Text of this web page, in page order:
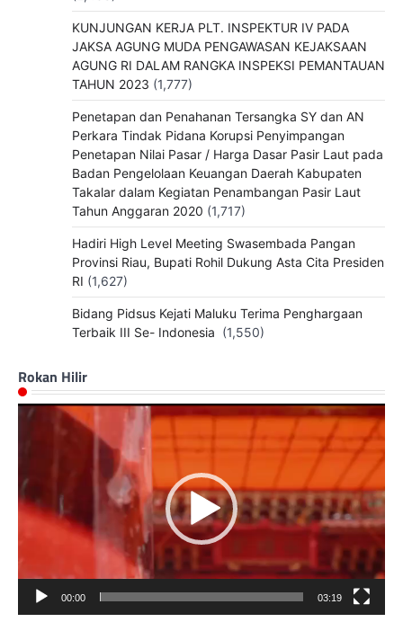
KUNJUNGAN KERJA PLT. INSPEKTUR IV PADA
JAKSA AGUNG MUDA PENGAWASAN KEJAKSAAN
AGUNG RI DALAM RANGKA INSPEKSI PEMANTAUAN
TAHUN 2023 (1,777)
Penetapan dan Penahanan Tersangka SY dan AN
Perkara Tindak Pidana Korupsi Penyimpangan
Penetapan Nilai Pasar / Harga Dasar Pasir Laut pada
Badan Pengelolaan Keuangan Daerah Kabupaten
Takalar dalam Kegiatan Penambangan Pasir Laut
Tahun Anggaran 2020 (1,717)
Hadiri High Level Meeting Swasembada Pangan
Provinsi Riau, Bupati Rohil Dukung Asta Cita Presiden
RI (1,627)
Bidang Pidsus Kejati Maluku Terima Penghargaan
Terbaik III Se- Indonesia (1,550)
Rokan Hilir
Pemutar
00:00 03:19